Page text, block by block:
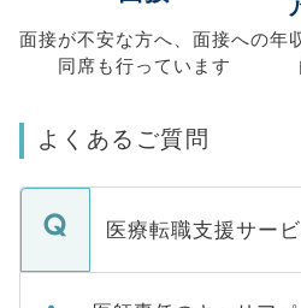
面接が不安な方へ、 面接への
同席も行っています
年
よくあるご質問
医療転職支援サー